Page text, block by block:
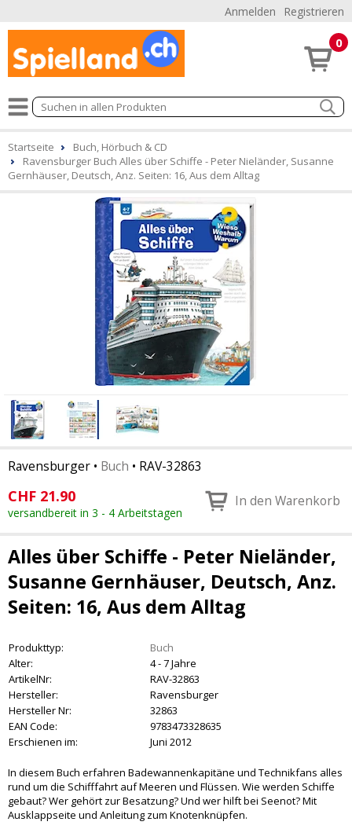
Anmelden Registrieren
0
Startseite
Buch, Hörbuch & CD
Ravensburger Buch Alles über Schiffe - Peter Nieländer, Susanne
Gernhäuser, Deutsch, Anz. Seiten: 16, Aus dem Alltag
Ravensburger • Buch • RAV-32863
CHF 21.90
versandbereit in 3 - 4 Arbeitstagen
In den Warenkorb
Alles über Schiffe - Peter Nieländer,
Susanne Gernhäuser, Deutsch, Anz.
Seiten: 16, Aus dem Alltag
Produkttyp:
Buch
Alter:
4 - 7 Jahre
ArtikelNr:
RAV-32863
Hersteller:
Ravensburger
Hersteller Nr:
32863
EAN Code:
9783473328635
Erschienen im:
Juni 2012
In diesem Buch erfahren Badewannenkapitäne und Technikfans alles
rund um die Schifffahrt auf Meeren und Flüssen. Wie werden Schiffe
gebaut? Wer gehört zur Besatzung? Und wer hilft bei Seenot? Mit
Ausklappseite und Anleitung zum Knotenknüpfen.